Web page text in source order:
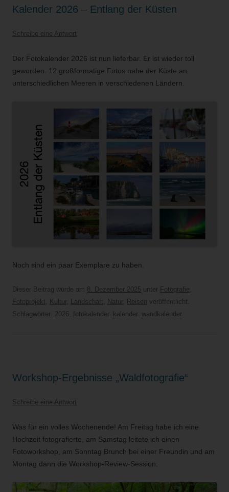
Kalender 2026 – Entlang der Küsten
Schreibe eine Antwort
Der Fotokalender 2026 ist nun lieferbar. Er ist wieder toll
geworden. 12 großformatige Fotos nahe der Küste an
unterschiedlichen Meeren in verschiedenen Ländern.
Noch sind ein paar Exemplare zu haben.
Dieser Beitrag wurde am 8. Dezember 2025 unter Fotografie
Fotoprojekt
Kultur, Landschaft Natur, Reisen veröffentlicht.
Schlagwörter: 2026 fotokalender, kalender, wandkalender.
Workshop-Ergebnisse „Waldfotografie“
Schreibe eine Antwort
Was für ein volles Wochenende! Am Freitag habe ich eine
Hochzeit fotografierte, am Samstag leitete ich einen
Fotoworkshop, am Sonntag Brunch bei einer Freundin und am
Montag dann die Workshop-Review-Session.